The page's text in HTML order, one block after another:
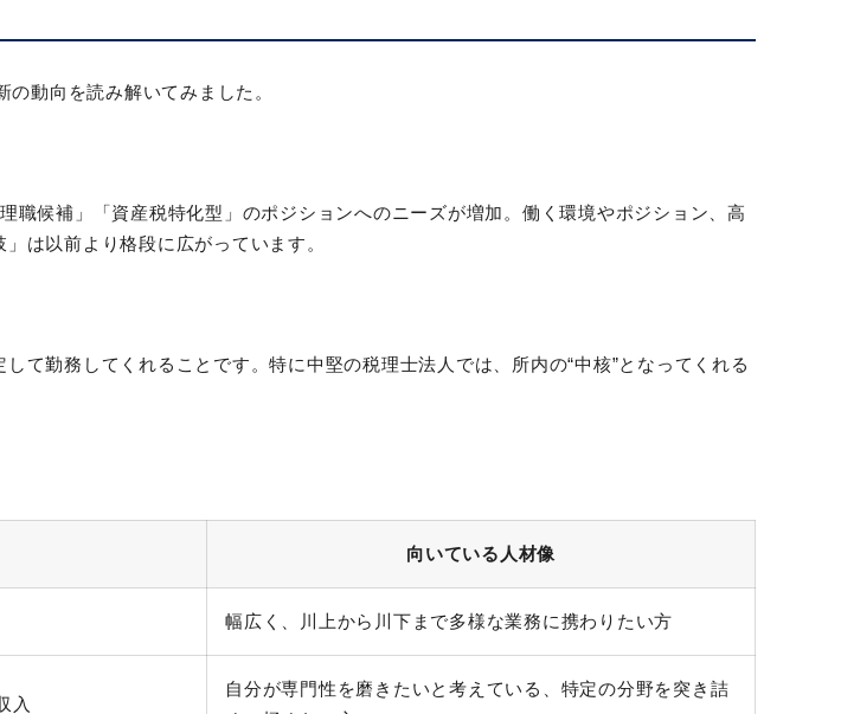
動向を読み解いてみました。
候補」「資産税特化型」のポジションへのニーズが増加。働く環境やポジション、高
は以前より格段に広がっています。
て勤務してくれることです。特に中堅の税理士法人では、所内の“中核”となってくれる
向いている人材像
幅広く、川上から川下まで多様な業務に携わりたい方
入
自分が専門性を磨きたいと考えている、特定の分野を突き詰